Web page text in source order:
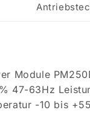
Module
47-63Hz
-10 bis